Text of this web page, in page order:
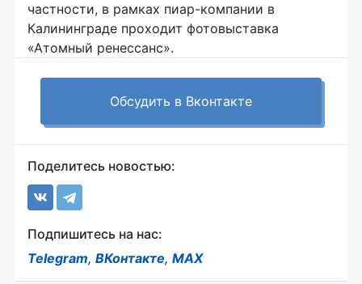
частности, в рамках пиар-компании в
Калининграде проходит фотовыставка
«Атомный ренессанс».
Обсудить в Вконтакте
Поделитесь новостью:
Подпишитесь на нас:
Telegram, ВКонтакте, MAX